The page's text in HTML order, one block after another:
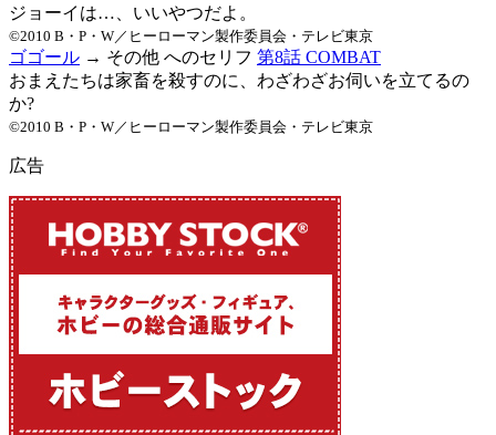
ジョーイは…、いいやつだよ。
©2010 B・P・W／ヒーローマン製作委員会・テレビ東京
ゴゴール → その他 へのセリフ 第8話 COMBAT
おまえたちは家畜を殺すのに、わざわざお伺いを立てるの
か?
©2010 B・P・W／ヒーローマン製作委員会・テレビ東京
広告